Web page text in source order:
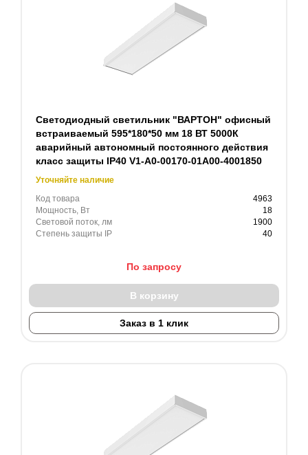
Светодиодный светильник "ВАРТОН" офисный
встраиваемый 595*180*50 мм 18 ВТ 5000К
аварийный автономный постоянного действия
класс защиты IP40 V1-A0-00170-01A00-4001850
Уточняйте наличие
Код товара
4963
Мощность, Вт
18
Световой поток, лм
1900
Степень защиты IP
40
По запросу
В корзину
Заказ в 1 клик